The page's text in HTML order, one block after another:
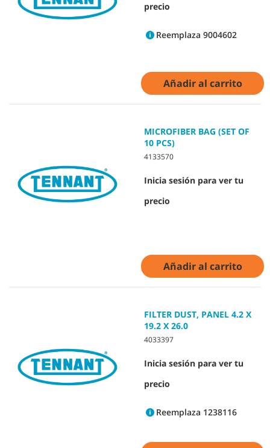
precio
Reemplaza 9004602
Añadir al carrito
MICROFIBER BAG (SET OF
10 PCS)
4133570
Inicia sesión para ver tu
precio
Añadir al carrito
FILTER DUST, PANEL 4.2 X
19.2 X 26.0
4033397
Inicia sesión para ver tu
precio
Reemplaza 1238116